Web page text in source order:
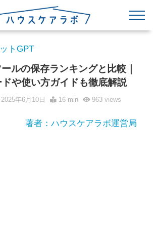
トGPT
ルの保存ランキングと比較｜
や使い方ガイドも徹底解説
2025年6月10日 16 min 963views
著者：ハウスケアラボ運営局